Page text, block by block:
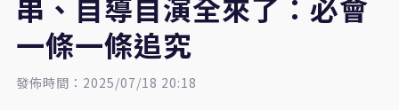
一條一條追究
發佈時間：2025/07/18 20:18